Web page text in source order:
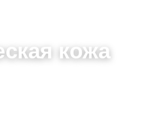
кожа